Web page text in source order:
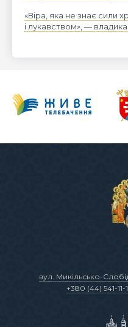
«Віра, яка не знає сили
і лукавством», —
вул. Микільсько-
+380 (44) 541-11-